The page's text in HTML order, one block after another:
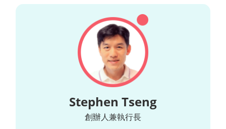
Stephen Tseng
創辦人兼執行長